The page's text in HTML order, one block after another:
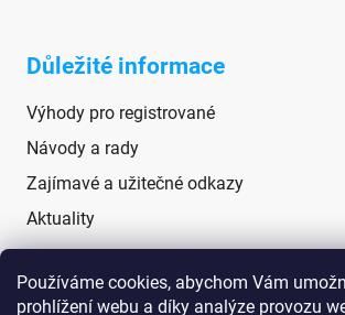
Používáme cookies, abychom Vám
prohlížení webu a díky analýze provozu
Důležité informace
Výhody pro registrované
Návody a rady
Zajímavé a užitečné odkazy
Aktuality
Sociální sítě